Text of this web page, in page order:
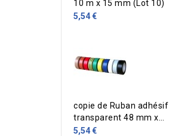
10 m x 15 mm (Lot 10)
5,54 €
copie de Ruban adhésif
transparent 48 mm x
100 m
5,54 €